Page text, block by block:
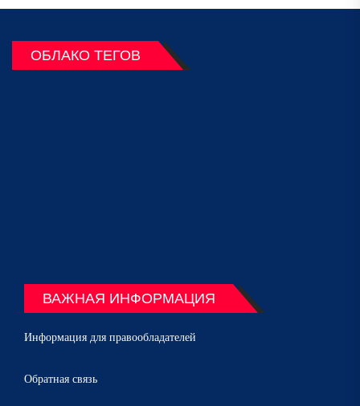
ОБЛАКО ТЕГОВ
ВАЖНАЯ ИНФОРМАЦИЯ
Информация для правообладателей
Обратная связь